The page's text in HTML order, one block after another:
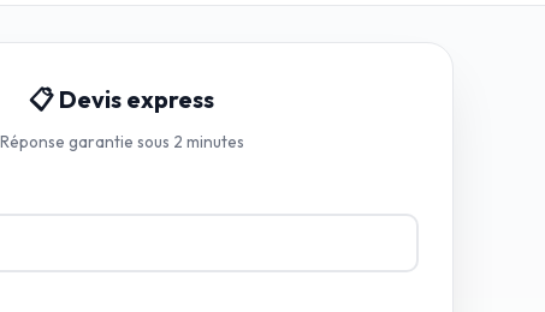
📋 Devis express
Réponse garantie sous 2 minutes